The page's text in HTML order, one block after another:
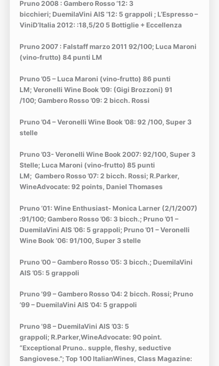
Pruno 2008 : Gambero Rosso ’12: 3
bicchieri; DuemilaVini AIS ‘12: 5 grappoli ; L’Espresso –
ViniD’Italia 2012: :18,5/20 5 Bottiglie + Eccellenza
Pruno 2007 : Falstaff marzo 2011 92/100; Luca Maroni
(vino-frutto) 84 punti LM
Pruno ’05 – Luca Maroni (vino-frutto) 86 punti
LM;Veronelli Wine Book ’09: (Gigi Brozzoni) 91
/100;Gambero Rosso ’09: 2 bicch. Rossi
Pruno ’04 – Veronelli Wine Book ’08: 92 /100, Super 3
stelle
Pruno ’03- Veronelli Wine Book 2007: 92/100, Super 3
Stelle; Luca Maroni (vino-frutto) 85 punti
LM; Gambero Rosso ’07: 2 bicch. Rossi; R.Parker,
WineAdvocate: 92 points, Daniel Thomases
Pruno ‘01: Wine Enthusiast- Monica Larner (2/1/2007)
:91/100;Gambero Rosso ’06: 3 bicch.; Pruno ’01 –
DuemilaVini AIS ’06: 5 grappoli; Pruno ’01 – Veronelli
Wine Book ‘06: 91/100, Super 3 stelle
Pruno ’00 – Gambero Rosso ’05: 3 bicch.; DuemilaVini
AIS ’05: 5 grappoli
Pruno ’99 – Gambero Rosso ’04: 2 bicch. Rossi; Pruno
’99 – DuemilaVini AIS ’04: 5 grappoli
Pruno ’98 – DuemilaVini AIS ’03: 5
grappoli; R.Parker,WineAdvocate: 90 point.
“Exceptional Pruno.. supple, fleshy, seductive
Sangiovese.”;Top 100 ItalianWines, Class Magazine: